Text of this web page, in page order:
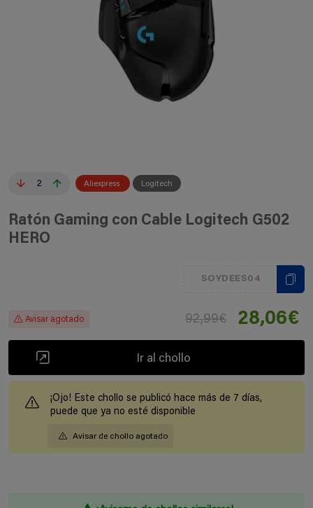
2 Aliexpress Logitech
Ratón Gaming con Cable Logitech G502
HERO
SOYDEES04
Avisar agotado 92,99€ 28,06€
Ir al chollo
¡Ojo! Este chollo se publicó hace más de 7 días,
puede que ya no esté disponible
Avisar de chollo agotado